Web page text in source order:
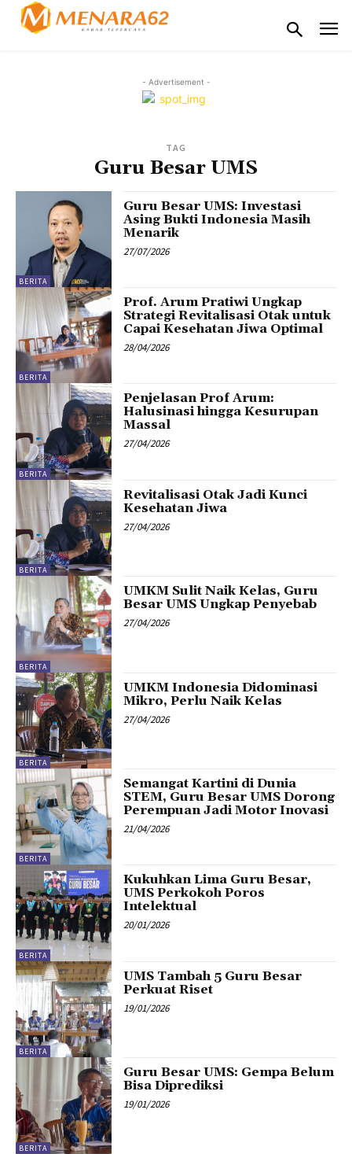
- Advertisement -
TAG
Guru Besar UMS
BERITA
Guru Besar UMS: Investasi
Asing Bukti Indonesia Masih
Menarik
27/07/2026
BERITA
Prof. Arum Pratiwi Ungkap
Strategi Revitalisasi Otak untuk
Capai Kesehatan Jiwa Optimal
28/04/2026
BERITA
Penjelasan Prof Arum:
Halusinasi hingga Kesurupan
Massal
27/04/2026
BERITA
Revitalisasi Otak Jadi Kunci
Kesehatan Jiwa
27/04/2026
BERITA
UMKM Sulit Naik Kelas, Guru
Besar UMS Ungkap Penyebab
27/04/2026
BERITA
UMKM Indonesia Didominasi
Mikro, Perlu Naik Kelas
27/04/2026
BERITA
Semangat Kartini di Dunia
STEM, Guru Besar UMS Dorong
Perempuan Jadi Motor Inovasi
21/04/2026
BERITA
Kukuhkan Lima Guru Besar,
UMS Perkokoh Poros
Intelektual
20/01/2026
BERITA
UMS Tambah 5 Guru Besar
Perkuat Riset
19/01/2026
BERITA
Guru Besar UMS: Gempa Belum
Bisa Diprediksi
19/01/2026